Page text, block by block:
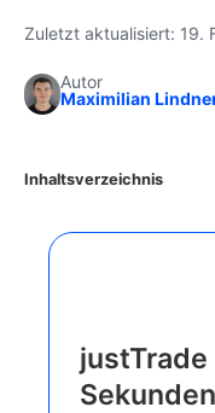
Zuletzt aktualisiert: 19.
Autor
Maximilian
Inhaltsverzeichnis
Sekunden